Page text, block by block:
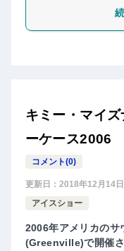
キミー・マイ
ーケース2006
コメント(0)
更新日： 2018年12月14日
アイスショー
2006年アメリカのサ
(Greenville)で開催